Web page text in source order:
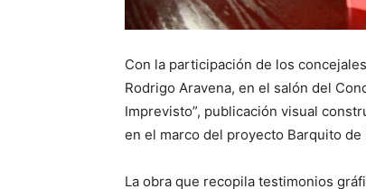
Con la participación de los
Rodrigo Aravena, en el salón del
Imprevisto”, publicación visual
en el marco del proyecto Barquito de
La obra que recopila testimonios